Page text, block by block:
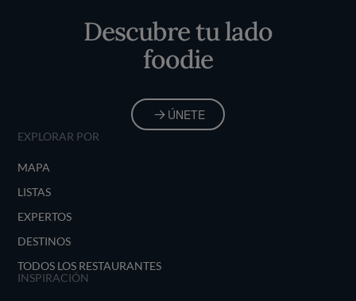
Descubre tu lado
foodie
ÚNETE
EXPLORAR POR
MAPA
LISTAS
EXPERTOS
DESTINOS
TODOS LOS RESTAURANTES
INSPIRACIÓN